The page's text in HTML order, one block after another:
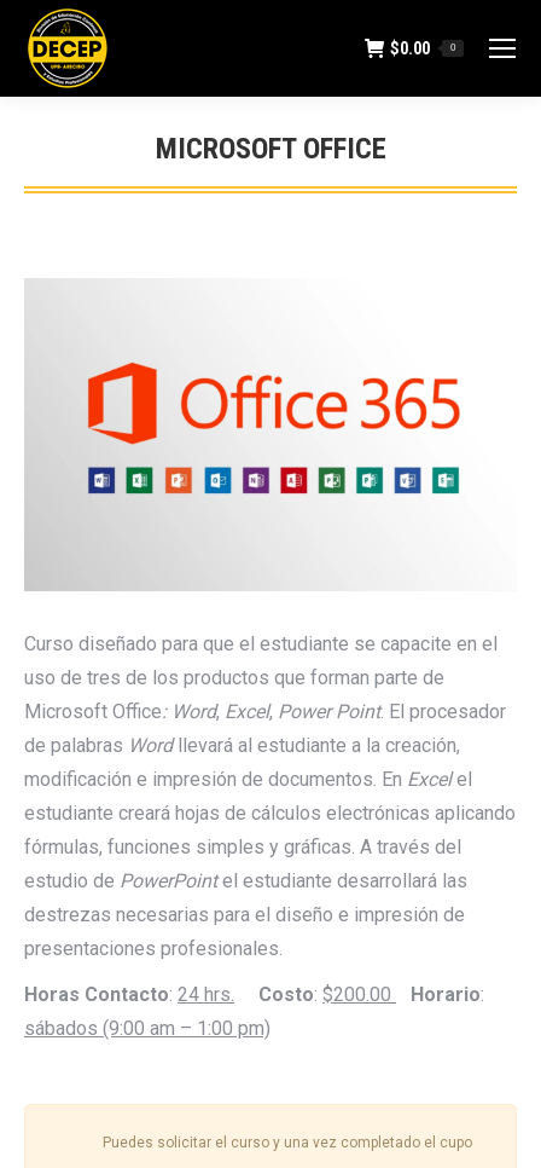
$0.00 0
MICROSOFT OFFICE
You are here:
Curso diseñado para que el estudiante se capacite en el
uso de tres de los productos que forman parte de
Microsoft Office: Word, Excel, Power Point. El procesador
de palabras Wordllevará al estudiante a la creación,
modificación e impresión de documentos. En Excelel
estudiante creará hojas de cálculos electrónicas aplicando
fórmulas, funciones simples y gráficas. A través del
estudio de PowerPointel estudiante desarrollará las
destrezas necesarias para el diseño e impresión de
presentaciones profesionales.
Horas Contacto: 24 hrs. Costo: $200.00 Horario:
sábados (9:00 am – 1:00 pm)
Puedes solicitar el curso y una vez completado el cupo